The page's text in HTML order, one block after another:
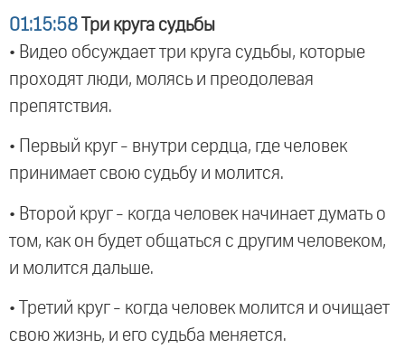
01:15:58 Три круга судьбы
• Видео обсуждает три круга судьбы, которые
проходят люди, молясь и преодолевая
препятствия.
• Первый круг - внутри сердца, где человек
принимает свою судьбу и молится.
• Второй круг - когда человек начинает думать о
том, как он будет общаться с другим человеком,
и молится дальше.
• Третий круг - когда человек молится и очищает
свою жизнь, и его судьба меняется.